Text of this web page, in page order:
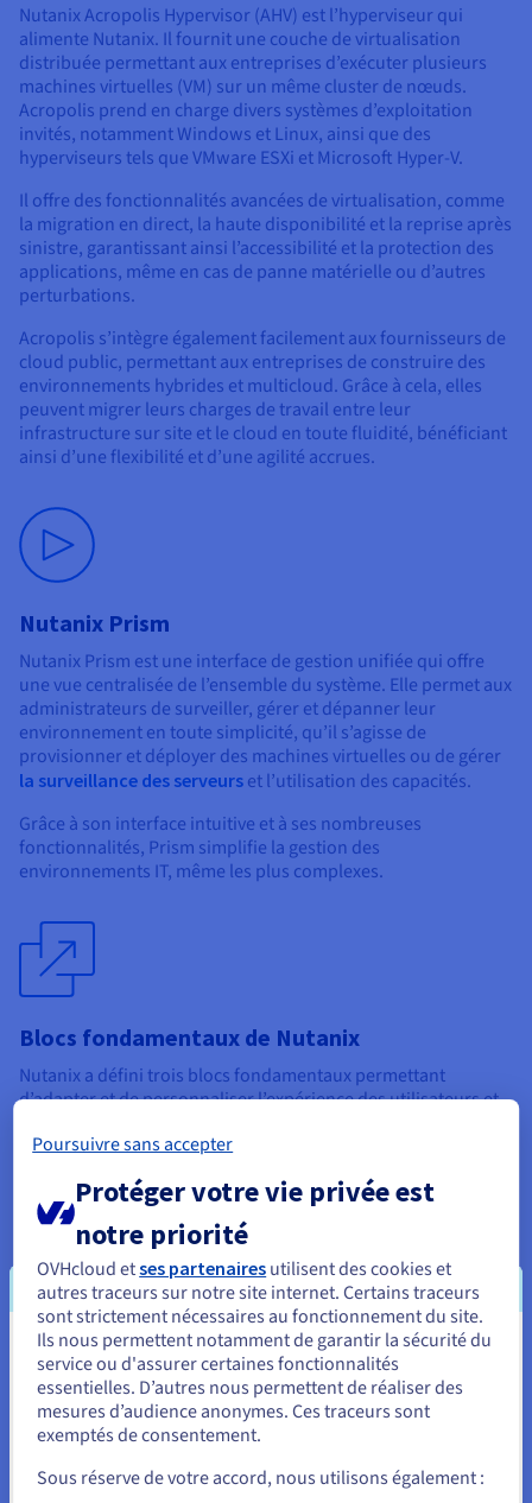
Nutanix Acropolis Hypervisor (AHV) est l’hyperviseur qui
alimente Nutanix. Il fournit une couche de virtualisation
distribuée permettant aux entreprises d’exécuter plusieurs
machines virtuelles (VM) sur un même cluster de nœuds.
Acropolis prend en charge divers systèmes d’exploitation
invités, notamment Windows et Linux, ainsi que des
hyperviseurs tels que VMware ESXi et Microsoft Hyper-V.
Il offre des fonctionnalités avancées de virtualisation, comme
la migration en direct, la haute disponibilité et la reprise après
sinistre, garantissant ainsi l’accessibilité et la protection des
applications, même en cas de panne matérielle ou d’autres
perturbations.
Acropolis s’intègre également facilement aux fournisseurs de
cloud public, permettant aux entreprises de construire des
environnements hybrides et multicloud. Grâce à cela, elles
peuvent migrer leurs charges de travail entre leur
infrastructure sur site et le cloud en toute fluidité, bénéficiant
ainsi d’une flexibilité et d’une agilité accrues.
Nutanix Prism
Nutanix Prism est une interface de gestion unifiée qui offre
une vue centralisée de l’ensemble du système. Elle permet aux
administrateurs de surveiller, gérer et dépanner leur
environnement en toute simplicité, qu’il s’agisse de
provisionner et déployer des machines virtuelles ou de gérer
la surveillance des serveurs et l’utilisation des capacités.
Grâce à son interface intuitive et à ses nombreuses
fonctionnalités, Prism simplifie la gestion des
environnements IT, même les plus complexes.
Blocs fondamentaux de Nutanix
Nutanix a défini trois blocs fondamentaux permettant
d’adapter et de personnaliser l’expérience des utilisateurs et
définit les fonctionnalités logicielles disponibles sur la
de reporting et d’automatisation. Enfin, Nutanix Unified
Storage (NUS) permet aux administrateurs de sélectionner et
d’affiner différentes configurations de stockage en fonction
de leurs besoins et usages.
Les avantages de l’adoption de
Nutanix
L’adoption de Nutanix offre de nombreux bénéfices aux
Vous semblez être localisé en États-
Unis.
Pour commander, rendez-vous sur le site de votre pays (États-
Poursuivre sans accepter
Protéger votre vie privée est
notre priorité
OVHcloud etses partenaires utilisent des cookies et
autres traceurs sur notre site internet. Certains traceurs
sont strictement nécessaires au fonctionnement du site.
Ils nous permettent notamment de garantir la sécurité du
service ou d'assurer certaines fonctionnalités
essentielles. D’autres nous permettent de réaliser des
mesures d’audience anonymes. Ces traceurs sont
exemptés de consentement.
Sous réserve de votre accord, nous utilisons également :